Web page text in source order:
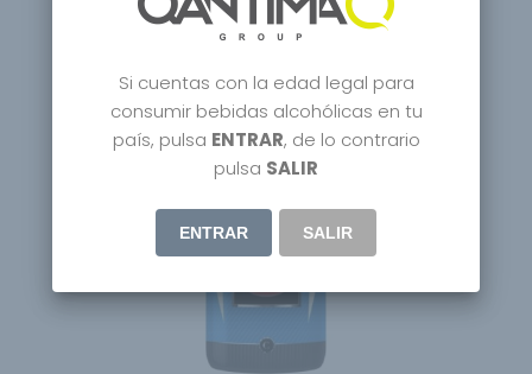
Si cuentas con la edad legal para
consumir bebidas alcohólicas en tu
país, pulsa ENTRAR, de lo contrario
pulsa SALIR
ENTRAR SALIR